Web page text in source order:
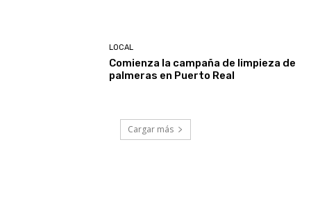
LOCAL
Comienza la campaña de limpieza de
palmeras en Puerto Real
Cargar más